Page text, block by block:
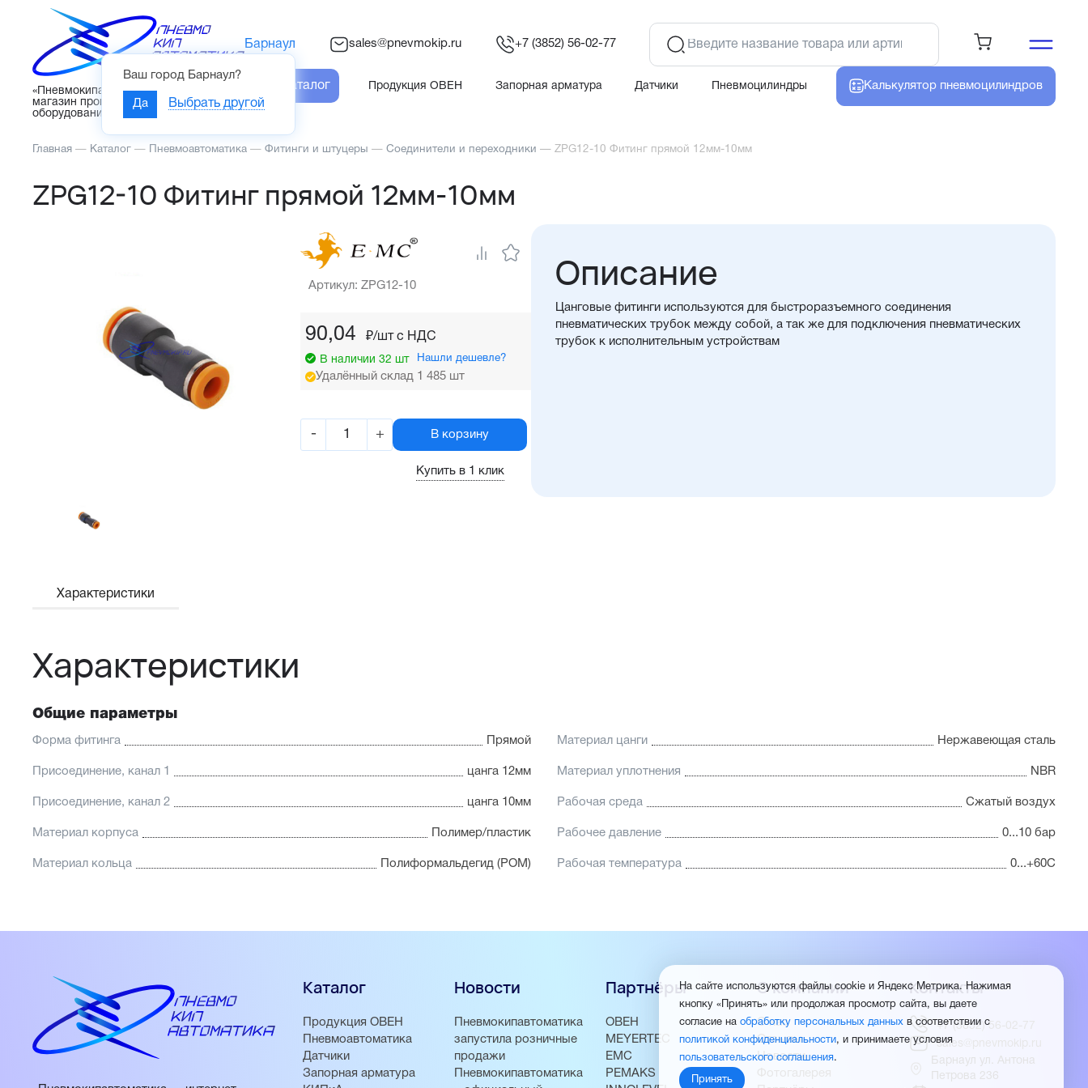
«Пневмокипавтоматика» – интернет-
магазин промышленного
оборудования
Барнаул
Ваш город Барнаул?
Да Выбрать другой
sales@pnevmokip.ru +7 (3852) 56-02-77
Каталог Продукция ОВЕН Запорная арматура Датчики Пневмоцилиндры Калькулятор пневмоцилиндров
Главная — Каталог — Пневмоавтоматика — Фитинги и штуцеры — Соединители и переходники — ZPG12-10 Фитинг прямой 12мм-10мм
ZPG12-10 Фитинг прямой 12мм-10мм
Артикул: ZPG12-10
90,04 ₽/шт c НДС
В наличии 32 шт Нашли дешевле?
Удалённый склад 1 485 шт
- + В корзину
Купить в 1 клик
Описание
Цанговые фитинги используются для быстроразъемного соединения
пневматических трубок между собой, а так же для подключения пневматических
трубок к исполнительным устройствам
Характеристики
Характеристики
Общие параметры
Форма фитинга Прямой Материал цанги Нержавеющая сталь
Присоединение, канал 1 цанга 12мм Материал уплотнения NBR
Присоединение, канал 2 цанга 10мм Рабочая среда Сжатый воздух
Материал корпуса Полимер/пластик Рабочее давление 0...10 бар
Материал кольца Полиформальдегид (POM) Рабочая температура 0...+60С
Каталог
Продукция ОВЕН
Пневмоавтоматика
Датчики
Запорная арматура
Новости
Пневмокипавтоматика
запустила розничные
продажи
Пневмокипавтоматика
Партнёры
ОВЕН
MEYERTEC
EMC
PEMAKS
О компании
О нас
Отзывы
Новости
Фотогалерея
Контакты
+7 (3852) 56-02-77
sales@pnevmokip.ru
Барнаул ул. Антона
Петрова 236
На сайте используются файлы cookie и Яндекс Метрика. Нажимая
кнопку «Принять» или продолжая просмотр сайта, вы даете
согласие на обработку персональных данных в соответствии с
политикой конфиденциальности, и принимаете условия
пользовательского соглашения.
Принять